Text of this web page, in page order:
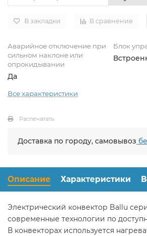
В закладки В сравнение
Аварийное отключение при
сильном наклоне или
опрокидывании
Да
Блок
Все характеристики
Распечатать
Доставка по городу, самовывоз
Описание Характеристики
Электрический конвектор Ballu
современные технологии по
В конвекторах используется